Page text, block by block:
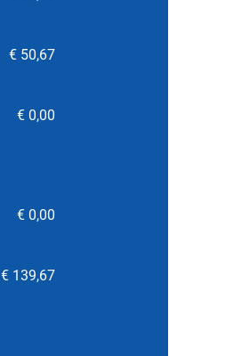
€ 50,67
€ 0,00
€ 0,00
€ 139,67nicht verfügbar